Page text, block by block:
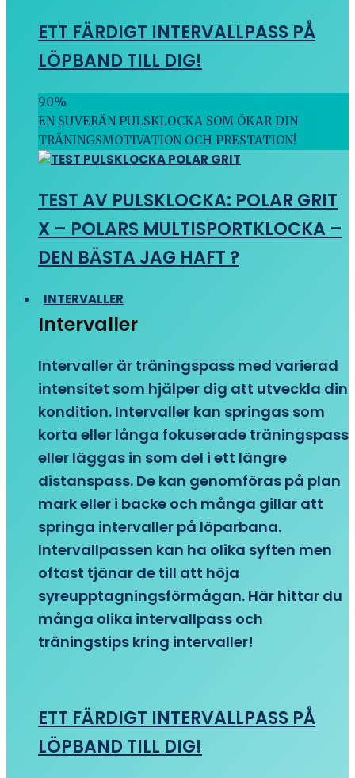
ETT FÄRDIGT INTERVALLPASS PÅ
LÖPBAND TILL DIG!
90%
EN SUVERÄN PULSKLOCKA SOM ÖKAR DIN
TRÄNINGSMOTIVATION OCH PRESTATION!
TEST AV PULSKLOCKA: POLAR GRIT
X – POLARS MULTISPORTKLOCKA –
DEN BÄSTA JAG HAFT ?
INTERVALLER
Intervaller
Intervaller är träningspass med varierad
intensitet som hjälper dig att utveckla din
kondition. Intervaller kan springas som
korta eller långa fokuserade träningspass
eller läggas in som del i ett längre
distanspass. De kan genomföras på plan
mark eller i backe och många gillar att
springa intervaller på löparbana.
Intervallpassen kan ha olika syften men
oftast tjänar de till att höja
syreupptagningsförmågan. Här hittar du
många olika intervallpass och
träningstips kring intervaller!
ETT FÄRDIGT INTERVALLPASS PÅ
LÖPBAND TILL DIG!